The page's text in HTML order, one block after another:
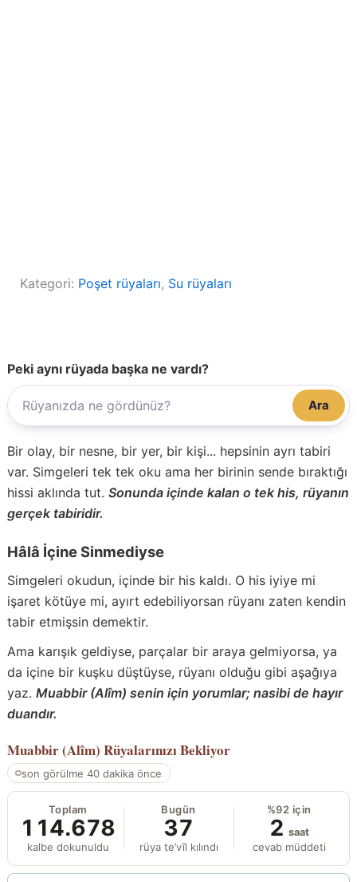
Kategori: Poşet rüyaları, Su rüyaları
Peki aynı rüyada başka ne vardı?
Ara
Bir olay, bir nesne, bir yer, bir kişi... hepsinin ayrı tabiri
var. Simgeleri tek tek oku ama her birinin sende bıraktığı
hissi aklında tut. Sonunda içinde kalan o tek his, rüyanın
gerçek tabiridir.
Hâlâ İçine Sinmediyse
Simgeleri okudun, içinde bir his kaldı. O his iyiye mi
işaret kötüye mi, ayırt edebiliyorsan rüyanı zaten kendin
tabir etmişsin demektir.
Ama karışık geldiyse, parçalar bir araya gelmiyorsa, ya
da içine bir kuşku düştüyse, rüyanı olduğu gibi aşağıya
yaz. Muabbir (Alîm) senin için yorumlar; nasibi de hayır
duandır.
Muabbir (Alîm) Rüyalarınızı Bekliyor
son görülme 40 dakika önce
Toplam
114.678
kalbe dokunuldu
Bugün
37
rüya te’vîl kılındı
%92 için
2 saat
cevab müddeti